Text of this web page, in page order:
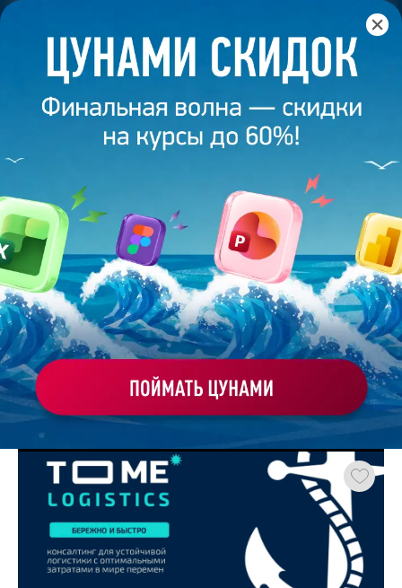
Главная /Банк слайдов / Презентация 532 – Работа
выполнена выпускником академии презентаций
Bonnie&Slide
ПРЕЗЕНТАЦИЯ 532 - РАБОТА
ВЫПОЛНЕНА ВЫПУСКНИКОМ
АКАДЕМИИ ПРЕЗЕНТАЦИЙ
BONNIE&SLIDE
Моё избранное
Работа
студента
ХОЧУ ЗАКАЗАТЬ ТАКУЮ ПРЕЗЕНТАЦИЮ